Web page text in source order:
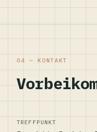
04 — KONTAKT
TREFFPUNKT